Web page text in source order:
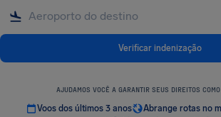
Verificar indenização
AJUDAMOS VOCÊ A GARANTIR SEUS DIREITOS
Voos dos últimos 3 anos
Abrange rotas no